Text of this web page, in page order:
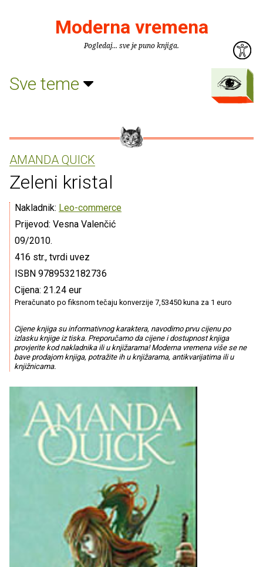
Moderna vremena
Pogledaj... sve je puno knjiga.
Sve teme
AMANDA QUICK
Zeleni kristal
Nakladnik: Leo-commerce
Prijevod: Vesna Valenčić
09/2010.
416 str., tvrdi uvez
ISBN 9789532182736
Cijena: 21.24 eur
Preračunato po fiksnom tečaju konverzije 7,53450 kuna za 1 euro
Cijene knjiga su informativnog karaktera, navodimo prvu cijenu po
izlasku knjige iz tiska. Preporučamo da cijene i dostupnost knjiga
provjerite kod nakladnika ili u knjižarama! Moderna vremena više se ne
bave prodajom knjiga, potražite ih u knjižarama, antikvarijatima ili u
knjižnicama.